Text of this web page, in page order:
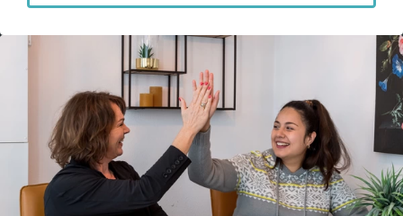
Ons testcentrum
Aanvraag hand-out
LeerWerkburo
Werkgevers
Budgetcoaching on the job
Outplacement
2e Spoortraject
Mediation bij
conflictsituaties
Maatschappelijk
Verantwoord Ondernemen